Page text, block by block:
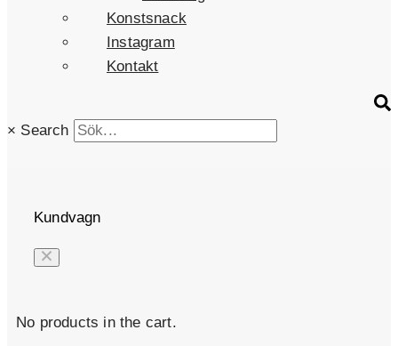
Konstsnack
Instagram
Kontakt
× Search
Kundvagn
No products in the cart.